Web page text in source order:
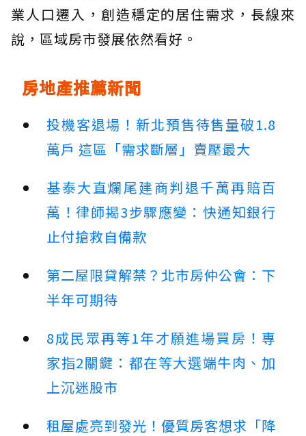
業人口遷入，創造穩定的居住需求，長線來
說，區域房市發展依然看好。
房地產推薦新聞
投機客退場！新北預售待售量破1.8
萬戶 這區「需求斷層」賣壓最大
基泰大直爛尾建商判退千萬再賠百
萬！律師揭3步驟應變：快通知銀行
止付搶救自備款
第二屋限貸解禁？北市房仲公會：下
半年可期待
8成民眾再等1年才願進場買房！專
家指2關鍵：都在等大選端牛肉、加
上沉迷股市
租屋處亮到發光！優質房客想求「降